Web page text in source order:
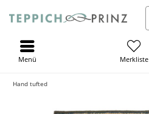
Merkliste
Menü
Hand tufted